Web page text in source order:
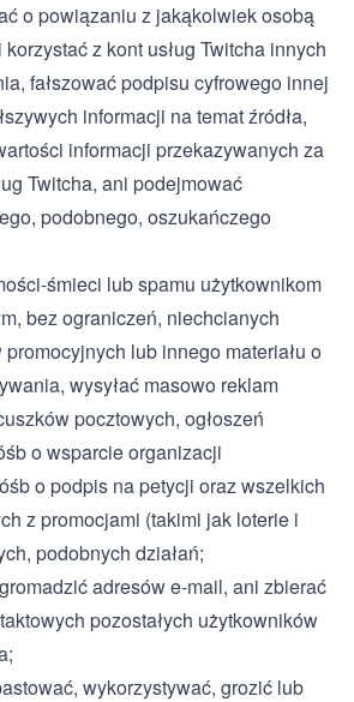
o powiązaniu z jakąkolwiek osobą
z kont usług Twitcha innych
fałszować podpisu cyfrowego innej
informacji na temat źródła,
informacji przekazywanych za
Twitcha, ani podejmować
podobnego, oszukańczego
śmieci lub spamu użytkownikom
bez ograniczeń, niechcianych
promocyjnych lub innego materiału o
wysyłać masowo reklam
pocztowych, ogłoszeń
o wsparcie organizacji
o podpis na petycji oraz wszelkich
z promocjami (takimi jak loterie i
podobnych działań;
adresów e-mail, ani zbierać
pozostałych użytkowników
wykorzystywać, grozić lub